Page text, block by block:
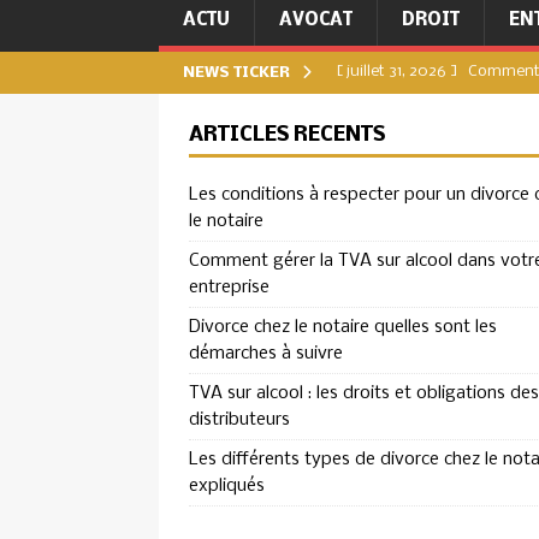
ACTU AVOCAT DROIT
NEWS TICKER [ juillet 31, 2026 ]
DIVORCE
[ juillet 23, 2026 ] TVA sur
Les
[ août 4, 2026 ] Les
ARTICLES RÉCENTS
Les conditions à respecter pour un divorce
le notaire
Comment gérer la TVA sur alcool dans
entreprise
Divorce chez le notaire quelles sont les
démarches à suivre
TVA sur alcool : les droits et obligations des
distributeurs
Les différents types de divorce chez le
expliqués